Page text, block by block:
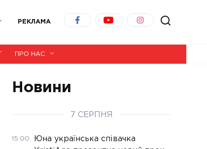
РЕКЛАМА
ПРО НАС
Новини
7 СЕРПНЯ
15:00
Юна українська співачка